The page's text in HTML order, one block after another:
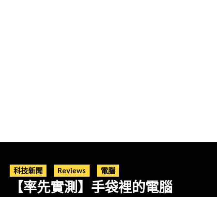
科技新聞 Reviews 電腦
【率先實測】手袋裡的電腦